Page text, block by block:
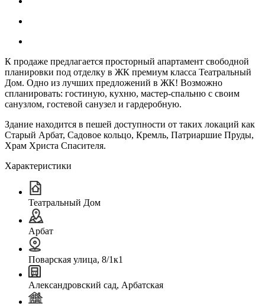
К продаже предлагается просторный апартамент свободной
планировки под отделку в ЖК премиум класса Театральный
Дом. Одно из лучших предложений в ЖК! Возможно
спланировать: гостиную, кухню, мастер-спальню с своим
санузлом, гостевой санузел и гардеробную.
Здание находится в пешей доступности от таких локаций как
Старый Арбат, Садовое кольцо, Кремль, Патриаршие Пруды,
Храм Христа Спасителя.
Характеристики
Театральный Дом
Арбат
Поварская улица, 8/1к1
Александровский сад, Арбатская